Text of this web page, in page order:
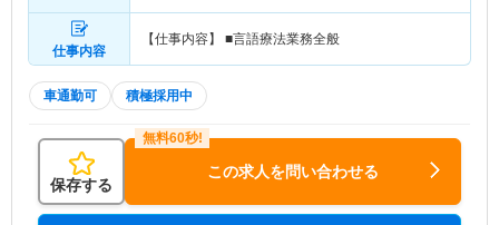
仕事内容
【仕事内容】 ■言語療法業務全般
車通勤可 積極採用中
保存する
この求人を問い合わせる